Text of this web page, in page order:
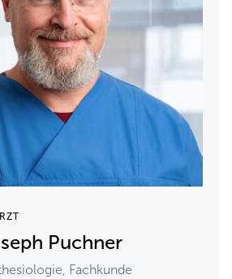
Puchner
Fachkunde